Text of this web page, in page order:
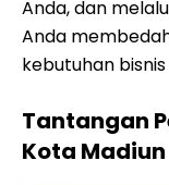
Anda, dan
Anda
kebutuhan bisnis
Tantangan
Kota Madiun